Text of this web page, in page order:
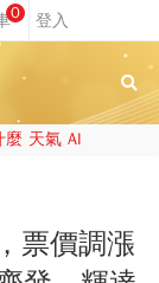
0
麼 天氣 AI
票價調漲